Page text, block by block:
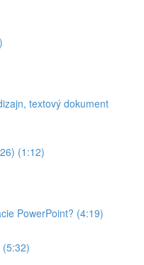
textový dokument
(1:12)
PowerPoint? (4:19)